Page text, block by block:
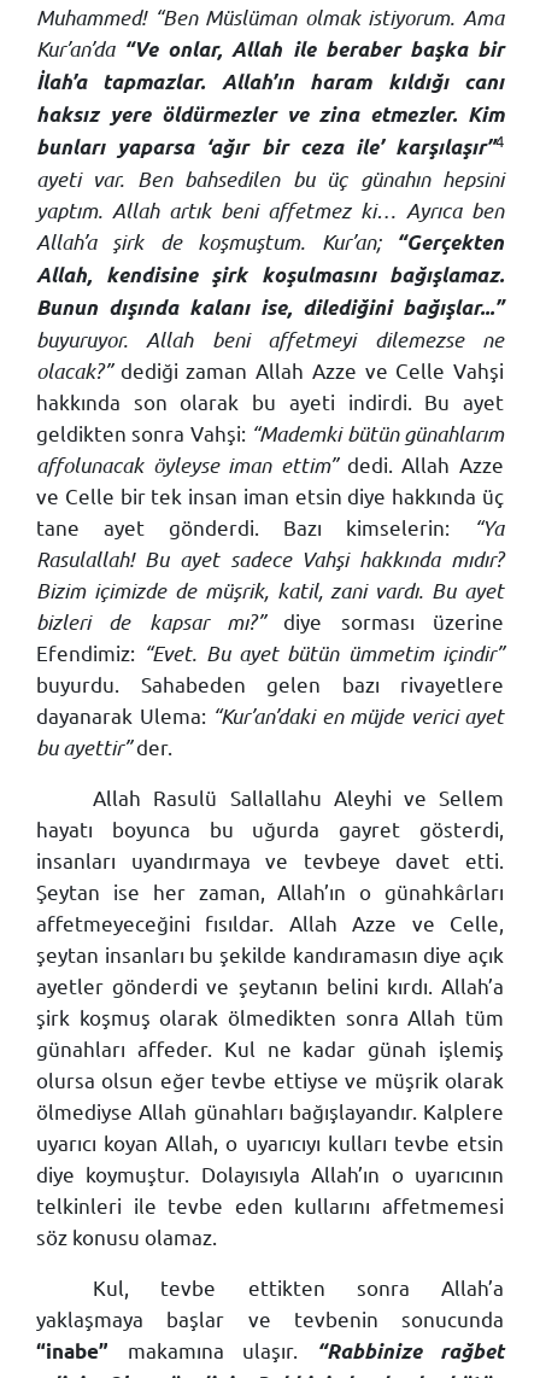
Muhammed! “Ben Müslüman olmak istiyorum. Ama
Kur’an’da “Ve onlar, Allah ile beraber başka bir
İlah’a tapmazlar. Allah’ın haram kıldığı canı
haksız yere öldürmezler ve zina etmezler. Kim
bunları yaparsa ‘ağır bir ceza ile’ karşılaşır”4
ayeti var. Ben bahsedilen bu üç günahın hepsini
yaptım. Allah artık beni affetmez ki… Ayrıca ben
Allah’a şirk de koşmuştum. Kur’an; “Gerçekten
Allah, kendisine şirk koşulmasını bağışlamaz.
Bunun dışında kalanı ise, dilediğini bağışlar...”
buyuruyor. Allah beni affetmeyi dilemezse ne
olacak?”dediği zaman Allah Azze ve Celle Vahşi
hakkında son olarak bu ayeti indirdi. Bu ayet
geldikten sonra Vahşi: “Mademki bütün günahlarım
affolunacak öyleyse iman ettim”dedi. Allah Azze
ve Celle bir tek insan iman etsin diye hakkında üç
tane ayet gönderdi. Bazı kimselerin:
“Ya
Rasulallah! Bu ayet sadece Vahşi hakkında mıdır?
Bizim içimizde de müşrik, katil, zani vardı. Bu ayet
bizleri de kapsar mı?”diye sorması üzerine
Efendimiz: “Evet. Bu ayet bütün ümmetim içindir”
buyurdu. Sahabeden gelen bazı rivayetlere
dayanarak Ulema: “Kur’an’daki en müjde verici ayet
bu ayettir”der.
Allah Rasulü Sallallahu Aleyhi ve Sellem
hayatı boyunca bu uğurda gayret gösterdi,
insanları uyandırmaya ve tevbeye davet etti.
Şeytan ise her zaman, Allah’ın o günahkârları
affetmeyeceğini fısıldar. Allah Azze ve Celle,
şeytan insanları bu şekilde kandıramasın diye açık
ayetler gönderdi ve şeytanın belini kırdı. Allah’a
şirk koşmuş olarak ölmedikten sonra Allah tüm
günahları affeder. Kul ne kadar günah işlemiş
olursa olsun eğer tevbe ettiyse ve müşrik olarak
ölmediyse Allah günahları bağışlayandır. Kalplere
uyarıcı koyan Allah, o uyarıcıyı kulları tevbe etsin
diye koymuştur. Dolayısıyla Allah’ın o uyarıcının
telkinleri ile tevbe eden kullarını affetmemesi
söz konusu olamaz.
Kul, tevbe ettikten sonra Allah’a
yaklaşmaya başlar ve tevbenin sonucunda
“inabe” makamına ulaşır.
“Rabbinize rağbet